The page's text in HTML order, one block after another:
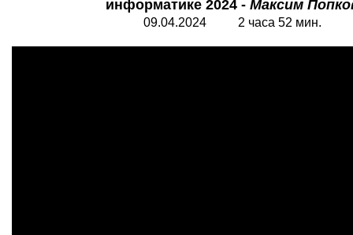
информатике 2024 - Максим
09.04.2024 2 часа 52 мин.